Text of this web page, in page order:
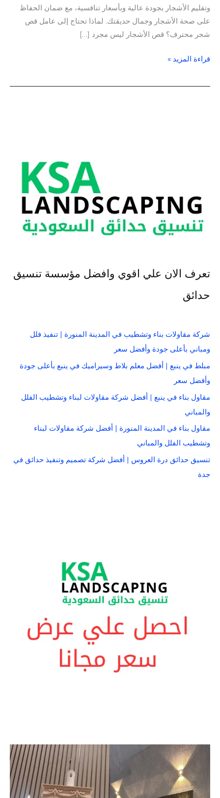
وتقليم الأشجار بجودة عالية وبأسعار تنافسية، مع ضمان الحفاظ
على صحة الأشجار وجمال حديقتك. لماذا تحتاج إلى عامل قص
شجر محترف؟ قص الأشجار ليس مجرد […]
قراءة المزيد »
تعرف الان علي اقوي وافضل مؤسسة تنسيق
حدائق
شركة مقاولات بناء وتشطيب في المدينة المنورة | تنفيذ فلل
ومباني بأعلى جودة وأفضل سعر
مبلط في ينبع | أفضل معلم بلاط وسيراميك في ينبع بأعلى جودة
وأفضل سعر
مقاول بناء في ينبع | أفضل شركة مقاولات لبناء وتشطيب الفلل
والمباني
مقاول بناء في المدينة المنورة | أفضل شركة مقاولات لبناء
وتشطيب الفلل والمباني
تنسيق حدائق درة العروس | أفضل شركة تصميم وتنفيذ حدائق في
جدة